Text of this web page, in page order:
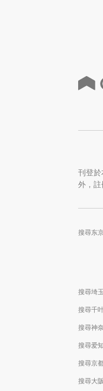
刊登
外，註
搜尋东
搜尋埼
搜尋千
搜尋神
搜尋爱
搜尋京
搜尋大